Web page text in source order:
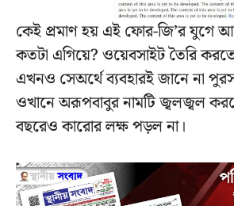
কেই প্রমাণ হয় এই ফোর-জি’র যুগে
কতটা এগিয়ে? ওয়েবসাইট তৈরি
এখনও সেঅর্থে ব্যবহারই জানে না
ওখানে অরূপবাবুর নামটি জ্বলজ্বল
বছরেও কারোর লক্ষ পড়ল না।